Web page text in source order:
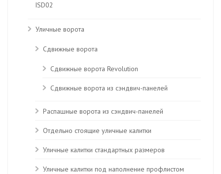
ISD02
Уличные ворота
Сдвижные ворота
Сдвижные ворота Revolution
Сдвижные ворота из сэндвич-панелей
Распашные ворота из сэндвич-панелей
Отдельно стоящие уличные калитки
Уличные калитки стандартных размеров
Уличные калитки под наполнение профлистом